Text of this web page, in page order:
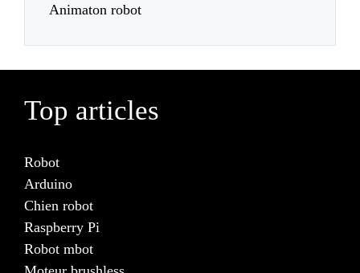
Animaton robot
Top articles
Robot
Arduino
Chien robot
Raspberry Pi
Robot mbot